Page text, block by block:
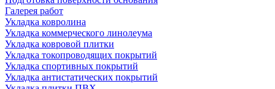
Галерея работ
Укладка ковролина
Укладка коммерческого линолеума
Укладка ковровой плитки
Укладка токопроводящих покрытий
Укладка спортивных покрытий
Укладка антистатических покрытий